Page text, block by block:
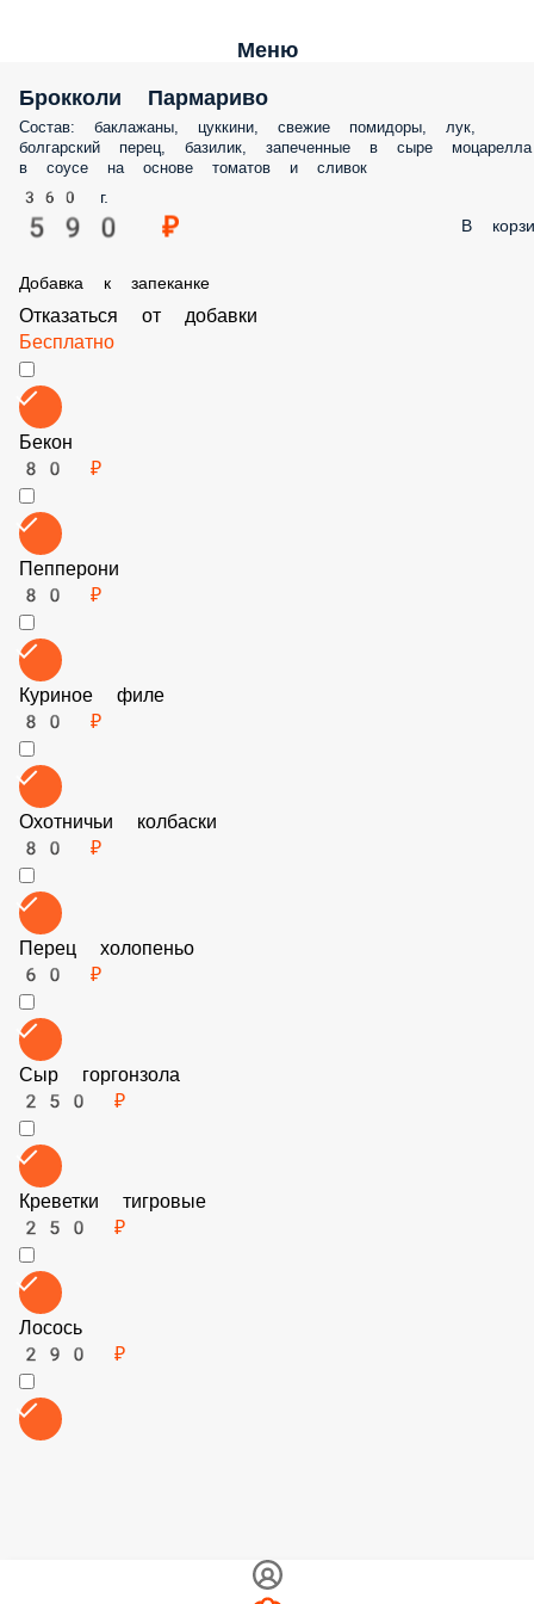
Меню
Брокколи Пармариво
Состав: баклажаны, цуккини, свежие помидоры, лук, болгарский
перец, базилик, запеченные в сыре моцарелла в соусе на основе
томатов и сливок
360 г.
590 ₽ В
Добавка к запеканке
Отказаться от добавки
Бесплатно
80 ₽
Пепперони
80 ₽
Куриное филе
80 ₽
Охотничьи колбаски
80 ₽
Перец холопеньо
60 ₽
250 ₽
Креветки тигровые
250 ₽